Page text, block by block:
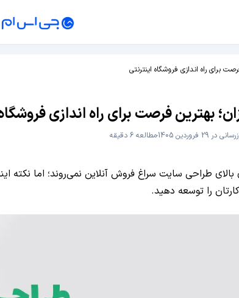
برای راه‌ اندازی فروشگاه اینترنتی
بهترین فرصت برای راه‌ اندازی فروشگاه
در 29 فروردین 1405 مطالعه 6 دقیقه
طراحی سایت سراغ فروش آنلاین نمی‌روند؛ اما
را توسعه دهید.